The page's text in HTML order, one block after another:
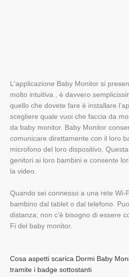
L'applicazione Baby Monitor si
molto intuitiva , è davvero
quello che dovete fare è installare
scegliere quale vuoi che faccia da
da baby monitor. Baby Monitor
comunicare direttamente con il loro
microfono del loro dispositivo.
genitori ai loro bambini e consente
la video.
Quando sei connesso a una rete Wi-
bambino dal tablet o dal telefono.
distanza; non c’è bisogno di essere
Fi del baby monitor.
Cosa aspetti scarica Dormi Baby
tramite i badge sottostanti